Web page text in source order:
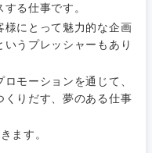
る仕事です。
様にとって魅力的な企画
うプレッシャーもあり
モーションを通じて、
くりだす、夢のある仕事
ます。
営企画・事業企
事業開発
青森県
岩手県
山形県
30代